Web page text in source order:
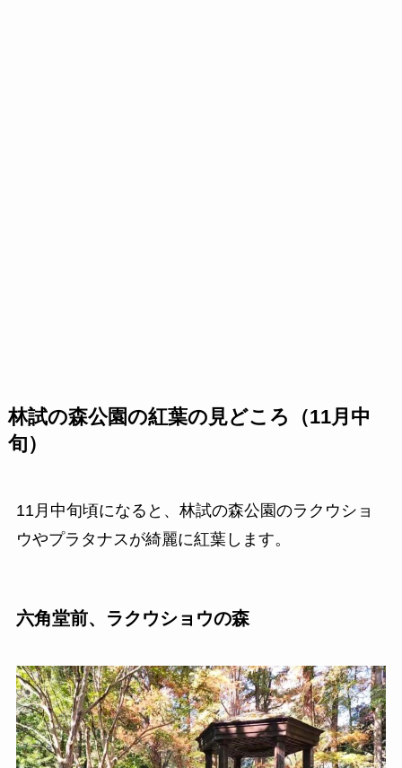
林試の森公園の紅葉の見どころ（11月中
旬）
11月中旬頃になると、林試の森公園のラクウショ
ウやプラタナスが綺麗に紅葉します。
六角堂前、ラクウショウの森